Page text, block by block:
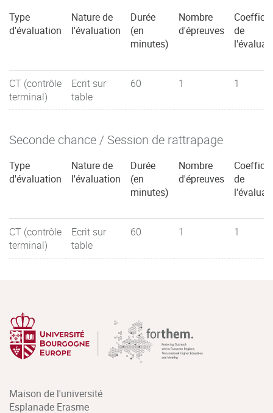
Type
d'évaluation
Nature de
l'évaluation
Durée
(en
minutes)
Nombre
d'épreuves
de
CT (contrôle
terminal)
Ecrit sur
table
60 1 1
Seconde chance / Session de rattrapage
Type
d'évaluation
Nature de
l'évaluation
Durée
(en
minutes)
Nombre
d'épreuves
de
CT (contrôle
terminal)
Ecrit sur
table
60 1 1
Maison de l'université
Esplanade Erasme